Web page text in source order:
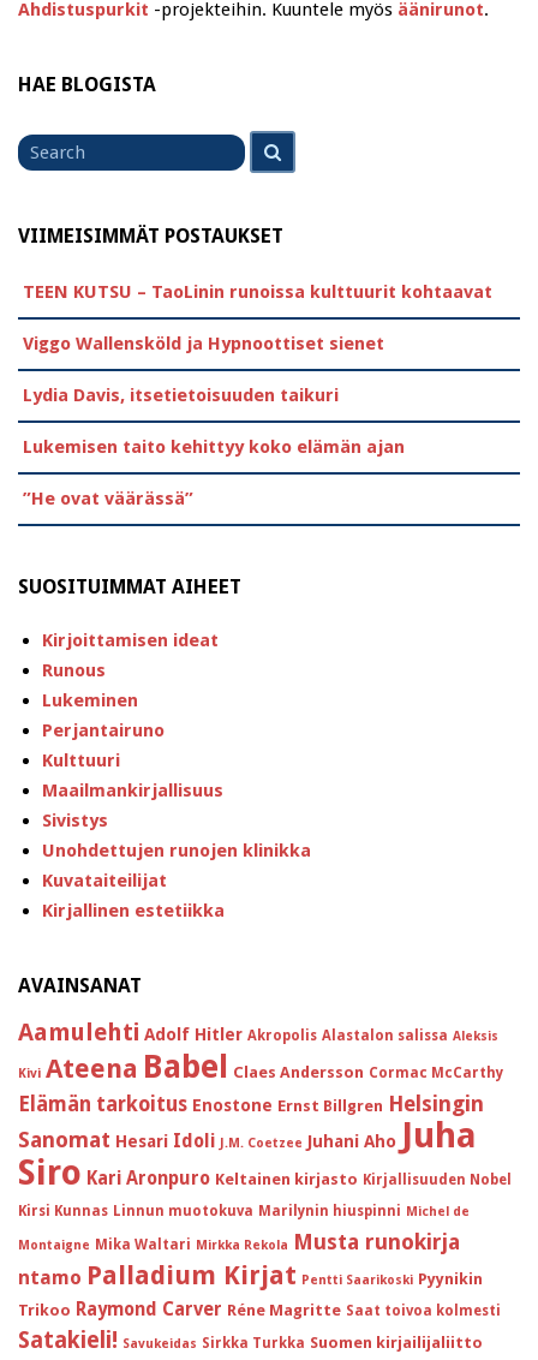
Ahdistuspurkit -projekteihin. Kuuntele myös äänirunot.
HAE BLOGISTA
Search
for
VIIMEISIMMÄT POSTAUKSET
TEEN KUTSU – TaoLinin runoissa kulttuurit kohtaavat
Viggo Wallensköld ja Hypnoottiset sienet
Lydia Davis, itsetietoisuuden taikuri
Lukemisen taito kehittyy koko elämän ajan
”He ovat väärässä”
SUOSITUIMMAT AIHEET
Kirjoittamisen ideat
Runous
Lukeminen
Perjantairuno
Kulttuuri
Maailmankirjallisuus
Sivistys
Unohdettujen runojen klinikka
Kuvataiteilijat
Kirjallinen estetiikka
AVAINSANAT
Aamulehti Adolf Hitler Akropolis Alastalon salissa Aleksis
Kivi Ateena Babel Claes Andersson Cormac McCarthy
Elämän tarkoitus Enostone Ernst Billgren Helsingin
Sanomat Hesari Idoli J.M. Coetzee Juhani Aho Juha
Siro Kari Aronpuro Keltainen kirjasto Kirjallisuuden Nobel
Kirsi Kunnas Linnun muotokuva Marilynin hiuspinni Michel de
Montaigne Mika Waltari Mirkka Rekola Musta runokirja
ntamo Palladium Kirjat Pentti Saarikoski Pyynikin
Trikoo Raymond Carver Réne Magritte Saat toivoa kolmesti
Satakieli! Savukeidas Sirkka Turkka Suomen kirjailijaliitto